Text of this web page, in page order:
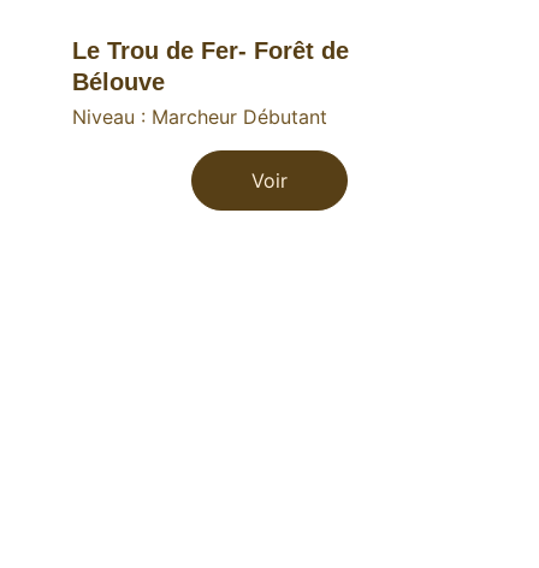
Le Trou de Fer- Forêt de
Bélouve
Niveau : Marcheur Débutant
Voir